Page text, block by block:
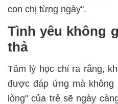
con chị từng ngày".
Tình yêu không
thả
Tâm lý học chỉ ra rằng,
được đáp ứng mà
lòng" của trẻ sẽ ngày